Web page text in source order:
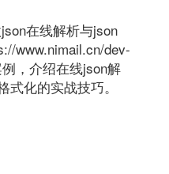
在线解析与json
www.nimail.cn/dev-
，介绍在线json解
化的实战技巧。